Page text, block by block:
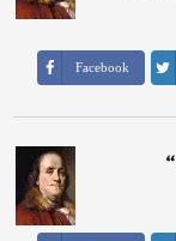
Facebook
“